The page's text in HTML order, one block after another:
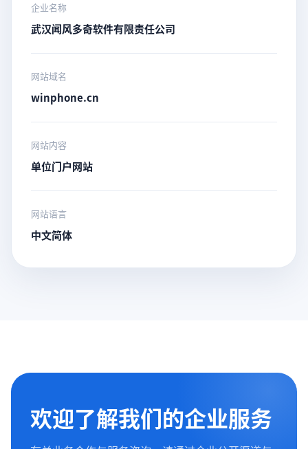
企业名称
武汉闻风多奇软件有限责任公司
网站域名
winphone.cn
网站内容
单位门户网站
网站语言
中文简体
欢迎了解我们的企业服务